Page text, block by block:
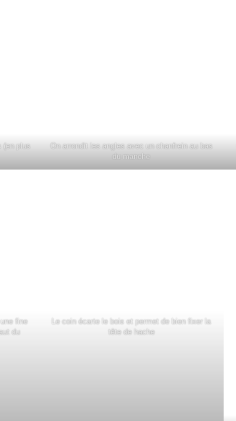
(en plus
On arrondit les angles avec un chanfrein au bas
du manche
fine
du
Le coin écarte le bois et permet de bien fixer la
tête de hache